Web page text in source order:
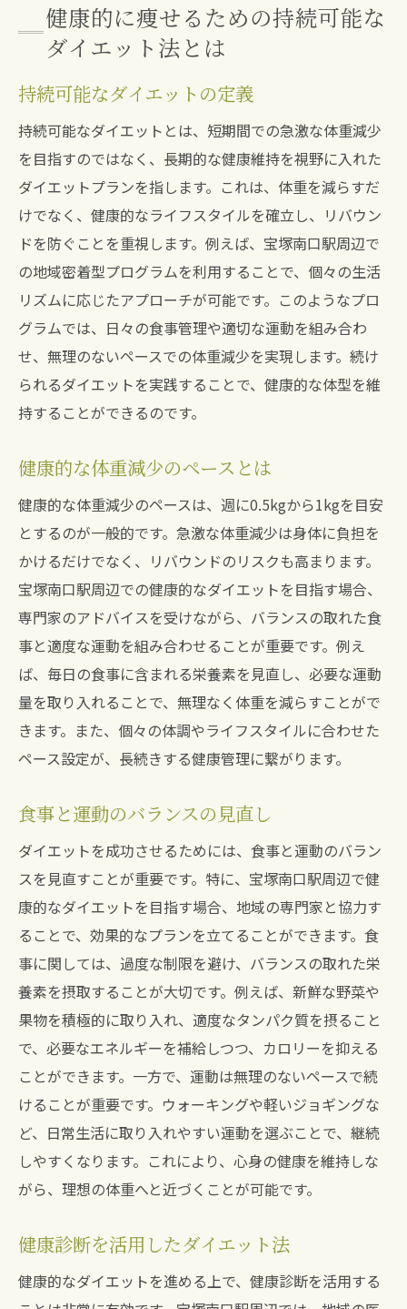
健康的に痩せるための持続可能な
ダイエット法とは
持続可能なダイエットの定義
持続可能なダイエットとは、短期間での急激な体重減少
を目指すのではなく、長期的な健康維持を視野に入れた
ダイエットプランを指します。これは、体重を減らすだ
けでなく、健康的なライフスタイルを確立し、リバウン
ドを防ぐことを重視します。例えば、宝塚南口駅周辺で
の地域密着型プログラムを利用することで、個々の生活
リズムに応じたアプローチが可能です。このようなプロ
グラムでは、日々の食事管理や適切な運動を組み合わ
せ、無理のないペースでの体重減少を実現します。続け
られるダイエットを実践することで、健康的な体型を維
持することができるのです。
健康的な体重減少のペースとは
健康的な体重減少のペースは、週に0.5kgから1kgを目安
とするのが一般的です。急激な体重減少は身体に負担を
かけるだけでなく、リバウンドのリスクも高まります。
宝塚南口駅周辺での健康的なダイエットを目指す場合、
専門家のアドバイスを受けながら、バランスの取れた食
事と適度な運動を組み合わせることが重要です。例え
ば、毎日の食事に含まれる栄養素を見直し、必要な運動
量を取り入れることで、無理なく体重を減らすことがで
きます。また、個々の体調やライフスタイルに合わせた
ペース設定が、長続きする健康管理に繋がります。
食事と運動のバランスの見直し
ダイエットを成功させるためには、食事と運動のバラン
スを見直すことが重要です。特に、宝塚南口駅周辺で健
康的なダイエットを目指す場合、地域の専門家と協力す
ることで、効果的なプランを立てることができます。食
事に関しては、過度な制限を避け、バランスの取れた栄
養素を摂取することが大切です。例えば、新鮮な野菜や
果物を積極的に取り入れ、適度なタンパク質を摂ること
で、必要なエネルギーを補給しつつ、カロリーを抑える
ことができます。一方で、運動は無理のないペースで続
けることが重要です。ウォーキングや軽いジョギングな
ど、日常生活に取り入れやすい運動を選ぶことで、継続
しやすくなります。これにより、心身の健康を維持しな
がら、理想の体重へと近づくことが可能です。
健康診断を活用したダイエット法
健康的なダイエットを進める上で、健康診断を活用する